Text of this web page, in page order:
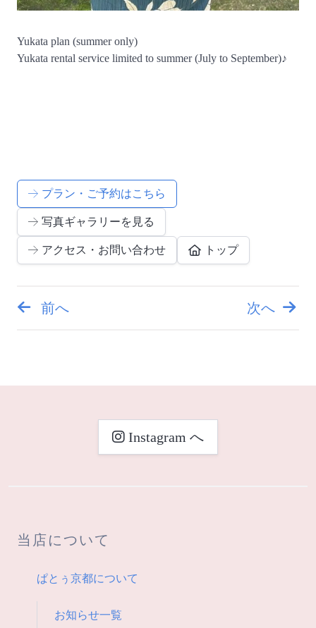
Yukata plan (summer only)
Yukata rental service limited to summer (July to September)♪
プラン・ご予約はこちら
写真ギャラリーを見る
アクセス・お問い合わせ トップ
投
ナ
ョ
ン
前へ 次へ
Instagram へ
当店について
ぱとぅ京都について
お知らせ一覧